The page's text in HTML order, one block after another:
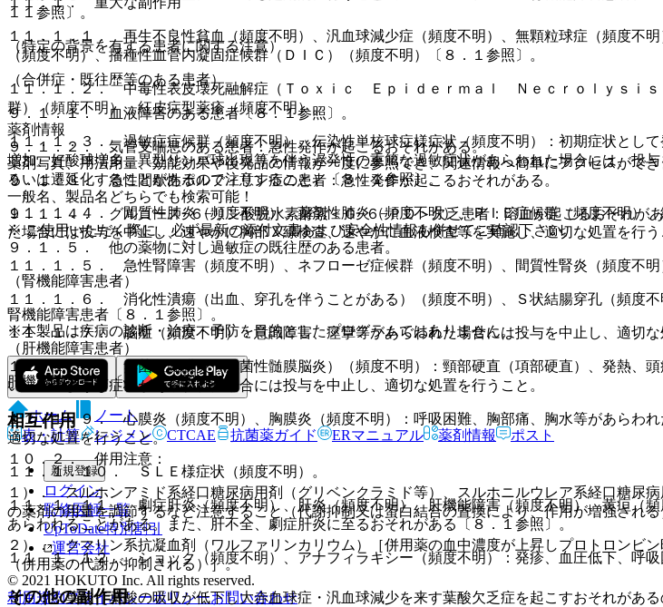
１１参照〕。
（特定の背景を有する患者に関する注意）
（合併症・既往歴等のある患者）
９．１．１． 血液障害のある患者〔８．１参照〕。
９．１．２． 気管支喘息のある患者：急性発作が起こるおそれがある。
９．１．３． 急性間歇性ポルフィリン症の患者：急性発作が起こるおそれがある。
９．１．４． グルコース−６−リン酸脱水素酵素＜Ｇ−６−ＰＤ＞欠乏患者：溶血が起こるおそれが
９．１．５． 他の薬物に対し過敏症の既往歴のある患者。
（腎機能障害患者）
腎機能障害患者〔８．１参照〕。
（肝機能障害患者）
肝機能障害患者〔８．１参照〕。
相互作用
１０．２． 併用注意：
１）． スルホンアミド系経口糖尿病用剤（グリベンクラミド等）、スルホニルウレア系経口糖尿
の薬剤の用量を調節するなど注意すること（代謝抑制又は蛋白結合の置換により、作用が増強される
２）． クマリン系抗凝血剤（ワルファリンカリウム）［併用薬の血中濃度が上昇しプロトロンビ
（併用薬の代謝が抑制される）］。
３）． 葉酸［葉酸の吸収が低下し大赤血球症・汎血球減少を来す葉酸欠乏症を起こすおそれがあ
１１．１．１． 再生不良性貧血（頻度不明）、汎血球減少症（頻度不明）、無顆粒球症（頻度不
（頻度不明）、播種性血管内凝固症候群（ＤＩＣ）（頻度不明）〔８．１参照〕。
１１．１．２． 中毒性表皮壊死融解症（Ｔｏｘｉｃ Ｅｐｉｄｅｒｍａｌ Ｎｅｃｒｏｌｙｓｉ
群）（頻度不明）、紅皮症型薬疹（頻度不明）。
１１．１．３． 過敏症症候群（頻度不明）、伝染性単核球症様症状（頻度不明）：初期症状とし
増加、好酸球増多、異型リンパ球出現等を伴う遅発性の重篤な過敏症状があらわれた場合には、投
るいは遷延化することがあるので注意すること）〔８．１参照〕。
１１．１．４． 間質性肺炎（頻度不明）、薬剤性肺炎（頻度不明）、ＰＩＥ症候群（頻度不明）
た場合には投与を中止し、速やかに胸部Ｘ線検査、速やかに血液検査等を実施し、適切な処置を行う
１１．１．５． 急性腎障害（頻度不明）、ネフローゼ症候群（頻度不明）、間質性腎炎（頻度不明
１１．１．６． 消化性潰瘍（出血、穿孔を伴うことがある）（頻度不明）、Ｓ状結腸穿孔（頻度不
１１．１．７． 脳症（頻度不明）：意識障害、痙攣等があらわれた場合には投与を中止し、適切な
１１．１．８． 無菌性髄膜炎（無菌性髄膜脳炎）（頻度不明）：頸部硬直（項部硬直）、発熱、
い、このような症状があらわれた場合には投与を中止し、適切な処置を行うこと。
１１．１．９． 心膜炎（頻度不明）、胸膜炎（頻度不明）：呼吸困難、胸部痛、胸水等があらわ
適切な処置を行うこと。
１１．１．１０． ＳＬＥ様症状（頻度不明）。
１１．１．１１． 劇症肝炎（頻度不明）、肝炎（頻度不明）、肝機能障害（頻度不明）、黄疸（
あらわれることがある。また、肝不全、劇症肝炎に至るおそれがある〔８．１参照〕。
１１．１．１２． ショック（頻度不明）、アナフィラキシー（頻度不明）：発疹、血圧低下、呼
その他の副作用
薬剤情報
薬剤写真、用法用量、効能効果や後発品の情報が一度に参照でき、関連情報へ簡単にアクセスがで
一般名、製品名どちらでも検索可能！
※ ご使用いただく際に、必ず最新の添付文書および安全性情報も併せてご確認下さい。
※本製品は疾病の診断・治療・予防を目的としたプログラムではありません。
ホーム
ノート
表・計算
レジメン CTCAE 抗菌薬ガイド ERマニュアル 薬剤情報 ポスト
新規登録
ログイン
監修医師一覧
UpToDate特別割引
運営会社
© 2021 HOKUTO Inc. All rights reserved.
利用規約プライバシーポリシーお問い合わせ